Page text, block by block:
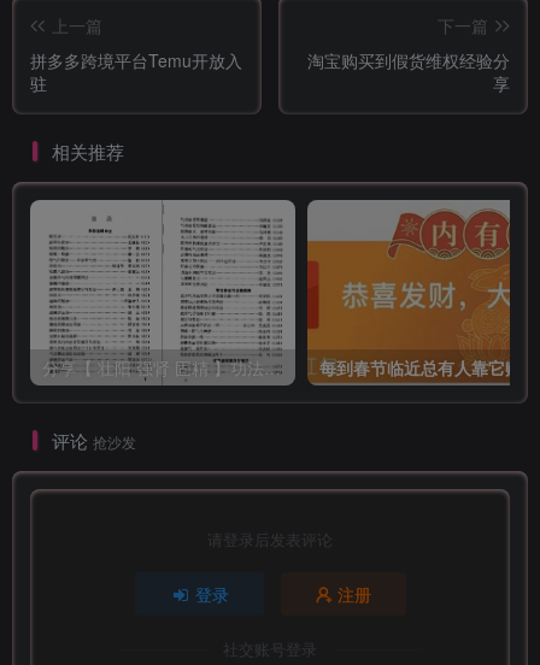
上一篇
拼多多跨境平台Temu开放入
驻
下一篇
淘宝购买到假货维权经验分
享
相关推荐
分享【 壮阳 强肾 固精 】功法与药方
评论 抢沙发
请登录后发表评论
登录 注册
社交账号登录